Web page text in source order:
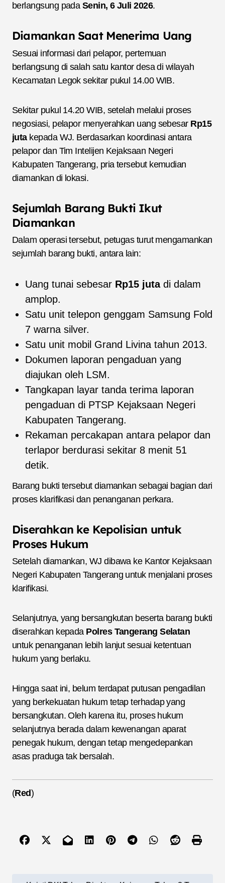
berlangsung pada Senin, 6 Juli 2026.
Diamankan Saat Menerima Uang
Sesuai informasi dari pelapor, pertemuan
berlangsung di salah satu kantor desa di wilayah
Kecamatan Legok sekitar pukul 14.00 WIB.
Sekitar pukul 14.20 WIB, setelah melalui proses
negosiasi, pelapor menyerahkan uang sebesar Rp15
jutakepada WJ. Berdasarkan koordinasi antara
pelapor dan Tim Intelijen Kejaksaan Negeri
Kabupaten Tangerang, pria tersebut kemudian
diamankan di lokasi.
Sejumlah Barang Bukti Ikut
Diamankan
Dalam operasi tersebut, petugas turut mengamankan
sejumlah barang bukti, antara lain:
Uang tunai sebesar Rp15 jutadi dalam
amplop.
Satu unit telepon genggam Samsung Fold
7 warna silver.
Satu unit mobil Grand Livina tahun 2013.
Dokumen laporan pengaduan yang
diajukan oleh LSM.
Tangkapan layar tanda terima laporan
pengaduan di PTSP Kejaksaan Negeri
Kabupaten Tangerang.
Rekaman percakapan antara pelapor dan
terlapor berdurasi sekitar 8 menit 51
detik.
Barang bukti tersebut diamankan sebagai bagian dari
proses klarifikasi dan penanganan perkara.
Diserahkan ke Kepolisian untuk
Proses Hukum
Setelah diamankan, WJ dibawa ke Kantor Kejaksaan
Negeri Kabupaten Tangerang untuk menjalani proses
klarifikasi.
Selanjutnya, yang bersangkutan beserta barang bukti
diserahkan kepada Polres Tangerang Selatan
untuk penanganan lebih lanjut sesuai ketentuan
hukum yang berlaku.
Hingga saat ini, belum terdapat putusan pengadilan
yang berkekuatan hukum tetap terhadap yang
bersangkutan. Oleh karena itu, proses hukum
selanjutnya berada dalam kewenangan aparat
penegak hukum, dengan tetap mengedepankan
asas praduga tak bersalah.
(Red)